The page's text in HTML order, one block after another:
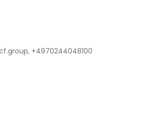
+4970244048100